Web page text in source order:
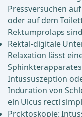
Pressversuchen
oder auf dem
Rektumprolaps
Rektal-digitale
Relaxation lässt
Intussuszeption
Induration von
ein Ulcus recti
Proktoskopie: